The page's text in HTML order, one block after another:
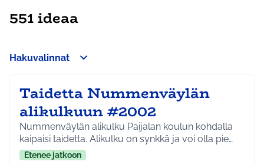
551 ideaa
Hakuvalinnat
Taidetta Nummenväylän
alikulkuun #2002
Nummenväylän alikulku Paijalan koulun kohdalla
kaipaisi taidetta. Alikulku on synkkä ja voi olla pie…
Etenee jatkoon